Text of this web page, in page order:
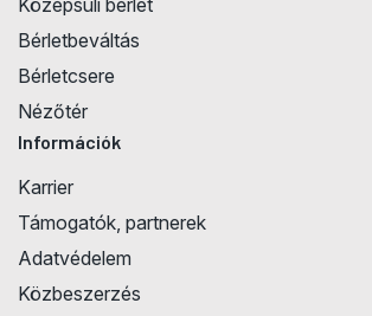
Középsuli bérlet
Bérletbeváltás
Bérletcsere
Nézőtér
Információk
Karrier
Támogatók, partnerek
Adatvédelem
Közbeszerzés